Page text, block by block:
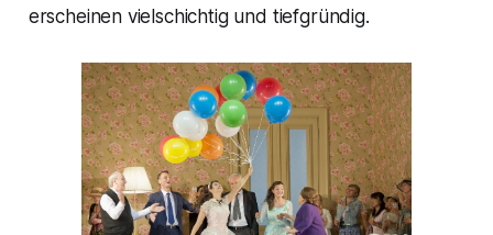
erscheinen vielschichtig und tiefgründig.